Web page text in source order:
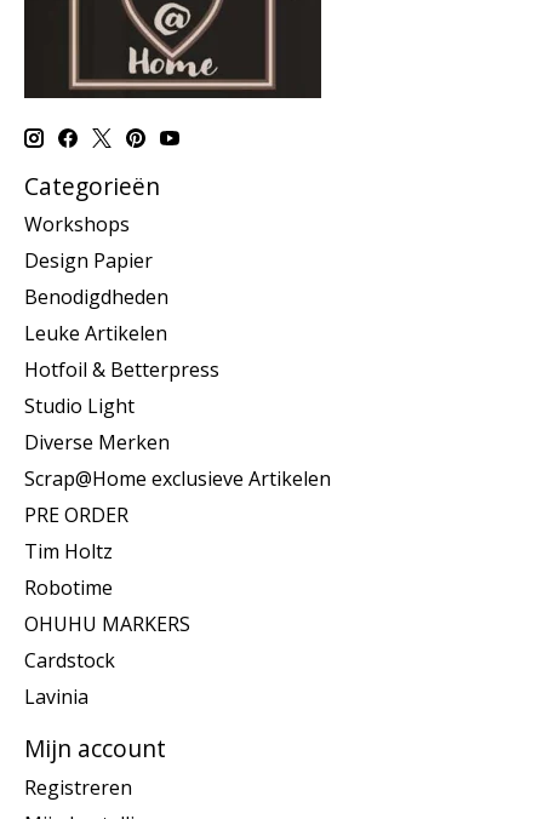
Categorieën
Workshops
Design Papier
Benodigdheden
Leuke Artikelen
Hotfoil & Betterpress
Studio Light
Diverse Merken
Scrap@Home exclusieve Artikelen
PRE ORDER
Tim Holtz
Robotime
OHUHU MARKERS
Cardstock
Lavinia
Mijn account
Registreren